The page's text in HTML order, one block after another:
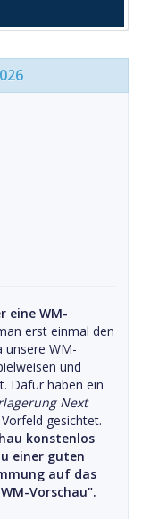
eine WM-
erst einmal den
unsere WM-
und
Dafür haben ein
Next
gesichtet.
konstenlos
einer guten
auf das
Vorschau".